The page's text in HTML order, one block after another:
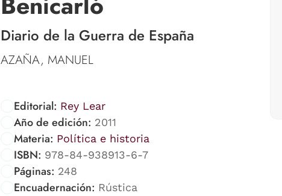
Diario de la Guerra de España
AZAÑA, MANUEL
Editorial: Rey Lear
Año de edición: 2011
Materia: Política e historia
ISBN: 978-84-938913-6-7
Páginas: 248
Encuadernación: Rústica